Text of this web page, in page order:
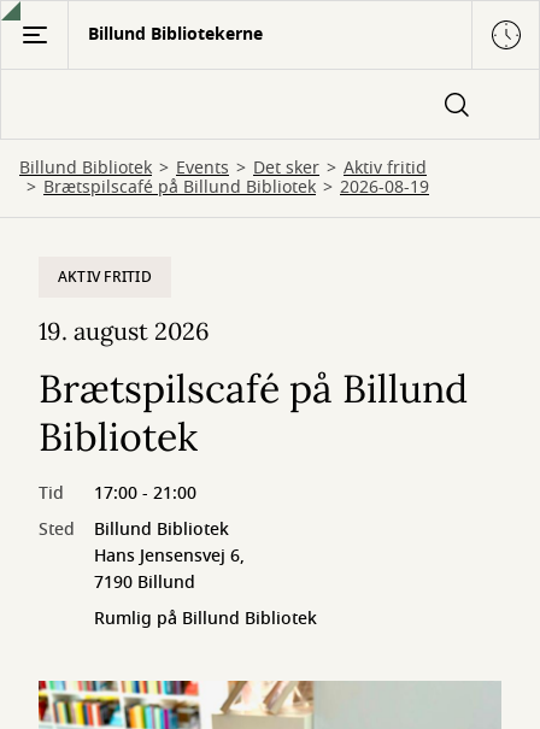
Gå
hovedindhold
Billund Bibliotekerne
Billund Bibliotek Events Det sker Aktiv fritid
Brætspilscafé på Billund Bibliotek 2026-08-19
AKTIV FRITID
19. august 2026
Brætspilscafé på Billund
Bibliotek
Tid
17:00 - 21:00
Sted
Billund Bibliotek
Hans Jensensvej 6,
7190 Billund
Rumlig på Billund Bibliotek